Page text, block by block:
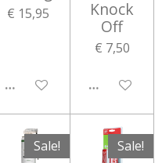
€ 15,95
UITGESCHAKELD
Knock
Off
€ 7,50
Sale! Sale!